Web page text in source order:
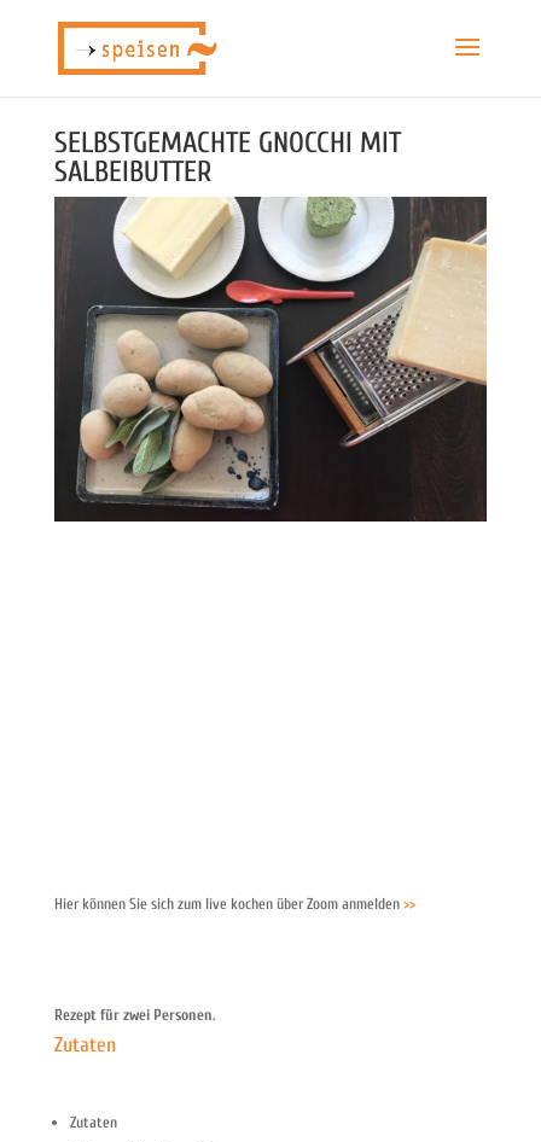
SELBSTGEMACHTE GNOCCHI MIT
SALBEIBUTTER
Hier können Sie sich zum live kochen über Zoom anmelden>>
Rezept für zwei Personen.
Zutaten
Zutaten